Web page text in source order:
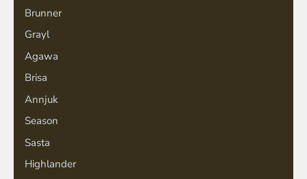
Brunner
Grayl
Agawa
Brisa
Annjuk
Season
Sasta
Highlander